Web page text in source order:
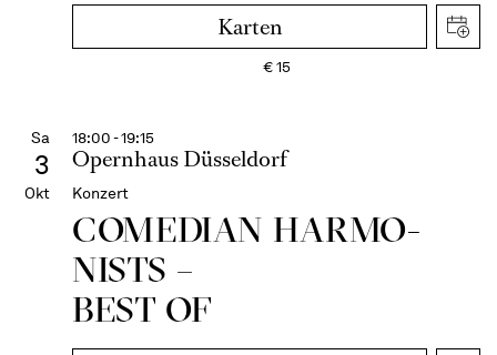
Karten
€15
Sa
3
Okt
18:00 - 19:15
Opernhaus Düsseldorf
Konzert
COME­DIAN HARMO­
NISTS –
BEST OF